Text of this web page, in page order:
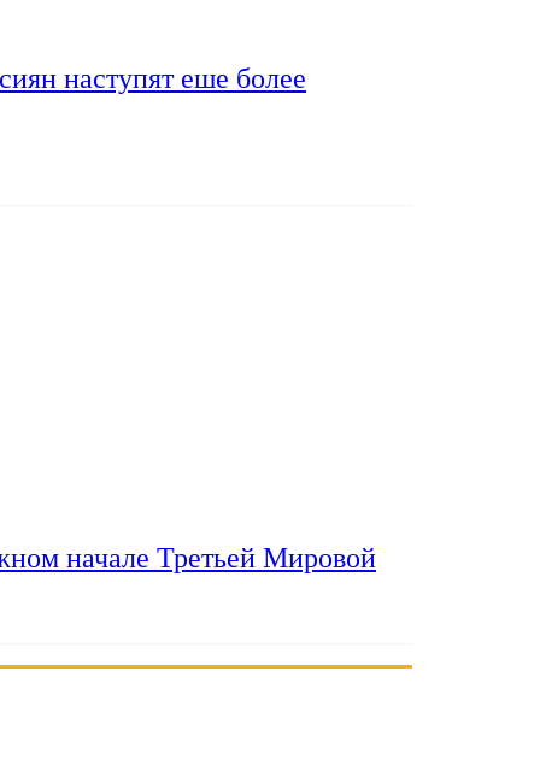
наступят еше более
начале Третьей Мировой